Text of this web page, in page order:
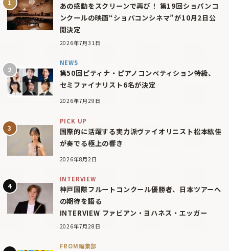
あの感動をスクリーンで再び！ 第19回ショパンコ
ンクールの映画“ショパコンシネマ”が10月2日公
開決定
2026年7月31日
NEWS
第50回ピティナ・ピアノコンペティション特級、
セミファイナリスト6名が決定
2026年7月29日
PICK UP
国際的に活躍する実力派ヴァイオリニスト松本紘佳
が奏でる極上の響き
2026年8月2日
INTERVIEW
神戸国際フルートコンクール優勝者、日本ツアーへ
の期待を語る
INTERVIEW ファビアン・ヨハネス・エッガー
2026年7月28日
FROM編集部